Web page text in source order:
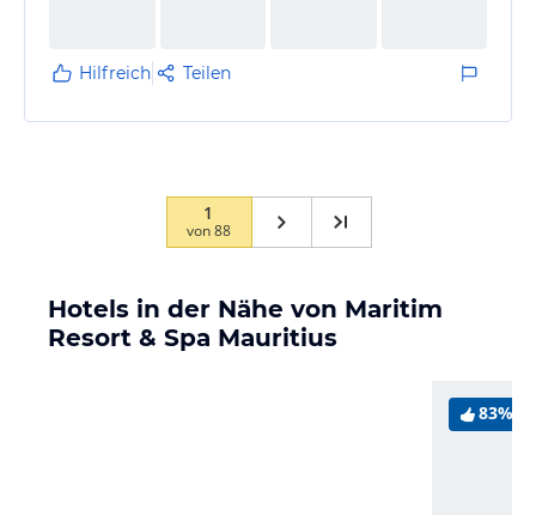
Hilfreich Teilen
1
von88
Hotels in der Nähe von Maritim
Resort & Spa Mauritius
83%